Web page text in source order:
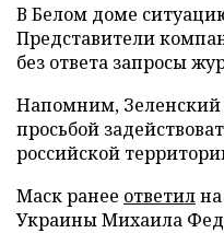
В Белом доме
Представители
без ответа запросы
Напомним, Зеленский
просьбой
российской
Маск ранее ответил
Украины Михаила